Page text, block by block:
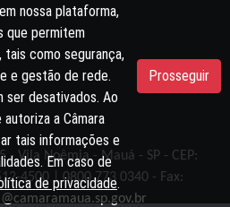
- Vila Noêmia - Mauá - SP - CEP:
4500 | 0800 773 0340 - Fax:
nossa plataforma,
que permitem
tais como segurança,
e gestão de rede.
ser desativados. Ao
a Câmara
tais informações e
Em caso de
de privacidade.
Prosseguir